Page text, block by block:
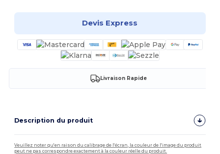
Devis Express
Livraison Rapide
Description du produit
Veuillez noter qu'en raison du calibrage de l'écran, la couleur de l'image du produit
peut ne pas correspondre exactement à la couleur réelle du produit.